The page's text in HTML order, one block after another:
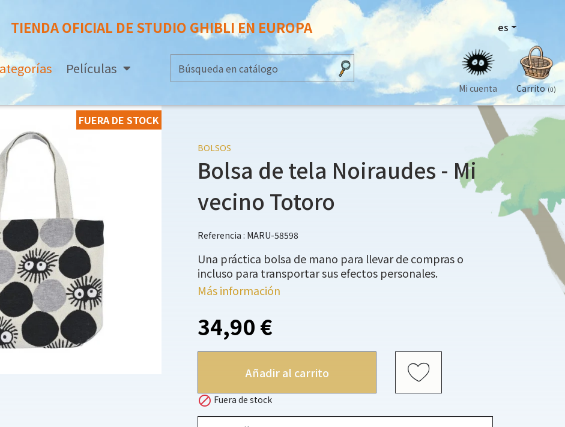
TIENDA OFICIAL DE STUDIO GHIBLI EN EUROPA
Películas
es
Mi cuenta Carrito (0)
FUERA DE STOCK
BOLSOS
Bolsa de tela Noiraudes - Mi
vecino Totoro
Referencia : MARU-58598
Una práctica bolsa de mano para llevar de compras o
incluso para transportar sus efectos personales.
Más información
34,90 €
Añadir al carrito
 Fuera de stock